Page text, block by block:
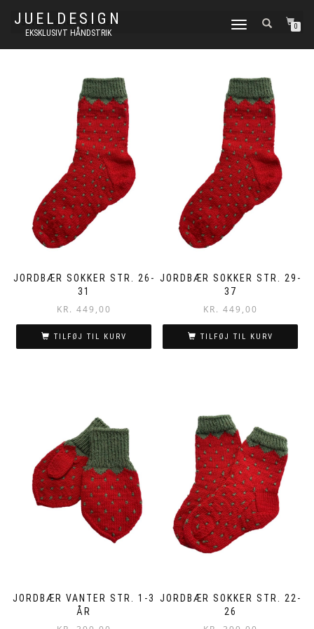
JUELDESIGN
EKSKLUSIVT HÅNDSTRIK
FLIP
0
JORDBÆR SOKKER STR. 26-
31
KR. 449,00
TILFØJ TIL KURV
JORDBÆR SOKKER STR. 29-
37
KR. 449,00
TILFØJ TIL KURV
JORDBÆR VANTER STR. 1-3
ÅR
JORDBÆR SOKKER STR. 22-
26